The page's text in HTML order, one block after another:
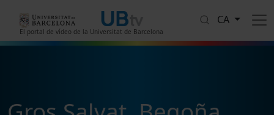
El portal de vídeo de la Universitat de Barcelona
CA